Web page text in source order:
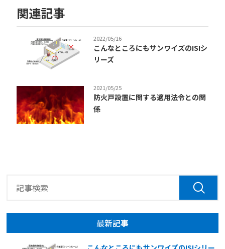
関連記事
2022/05/16
こんなところにもサンワイズのISIシ
リーズ
2021/05/25
防火戸設置に関する適用法令との関
係
最新記事